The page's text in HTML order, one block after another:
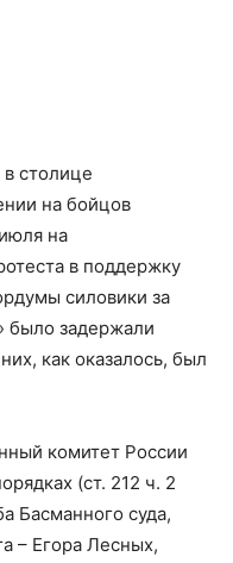
столице
на бойцов
на
в поддержку
силовики за
было задержали
как оказалось, был
комитет России
(ст. 212 ч. 2
Басманного суда,
– Егора Лесных,